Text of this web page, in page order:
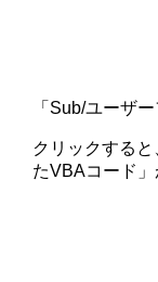
「Sub/ユーザ
クリックする
たVBAコード」